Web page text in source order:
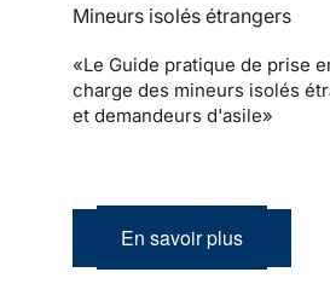
Mineurs isolés étrangers
«Le Guide pratique de prise
charge des mineurs isolés
et demandeurs d'asile»
En savoir plus